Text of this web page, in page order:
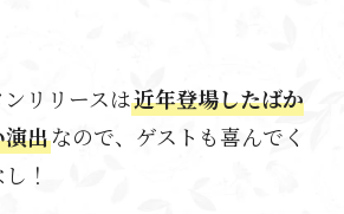
リリースは近年登場したばか
出なので、ゲストも喜んでく
！